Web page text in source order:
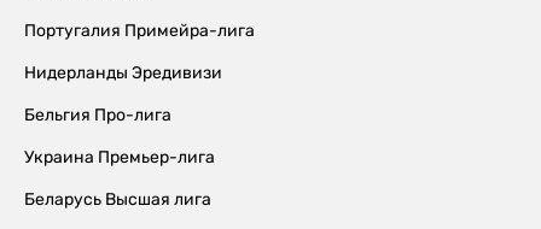
Португалия Примейра-лига
Нидерланды Эредивизи
Бельгия Про-лига
Украина Премьер-лига
Беларусь Высшая лига